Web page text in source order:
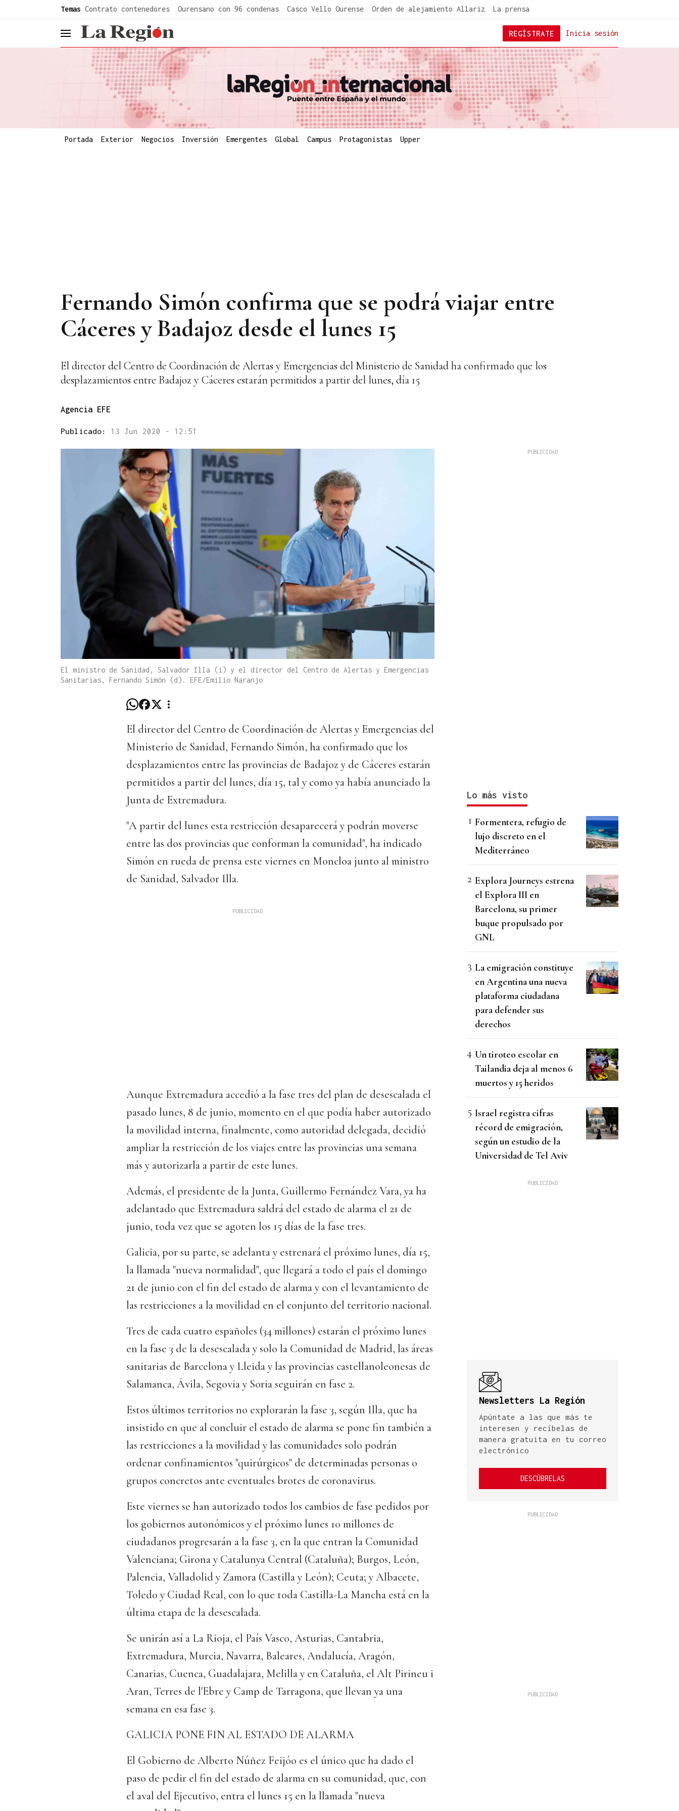
Temas Contrato contenedores Ourensano con 96 condenas Casco Vello Ourense Orden de alejamiento Allariz La prensa
header.menu.open Inicia sesión
REGÍSTRATE
Portada Exterior Negocios Inversión Emergentes Global Campus Protagonistas Upper
Fernando Simón confirma que se podrá viajar entre
Cáceres y Badajoz desde el lunes 15
El director del Centro de Coordinación de Alertas y Emergencias del Ministerio de Sanidad ha confirmado que los
desplazamientos entre Badajoz y Cáceres estarán permitidos a partir del lunes, día 15
Agencia EFE
Publicado: 13 Jun 2020 - 12:51
El ministro de Sanidad, Salvador Illa (i) y el director del Centro de Alertas y Emergencias
Sanitarias, Fernando Simón (d). EFE/Emilio Naranjo
El director del Centro de Coordinación de Alertas y Emergencias del
Ministerio de Sanidad, Fernando Simón, ha confirmado que los
desplazamientos entre las provincias de Badajoz y de Cáceres estarán
permitidos a partir del lunes, día 15, tal y como ya había anunciado la
Junta de Extremadura.
"A partir del lunes esta restricción desaparecerá y podrán moverse
entre las dos provincias que conforman la comunidad", ha indicado
Simón en rueda de prensa este viernes en Moncloa junto al ministro
de Sanidad, Salvador Illa.
Aunque Extremadura accedió a la fase tres del plan de desescalada el
pasado lunes, 8 de junio, momento en el que podía haber autorizado
la movilidad interna, finalmente, como autoridad delegada, decidió
ampliar la restricción de los viajes entre las provincias una semana
más y autorizarla a partir de este lunes.
Además, el presidente de la Junta, Guillermo Fernández Vara, ya ha
adelantado que Extremadura saldrá del estado de alarma el 21 de
junio, toda vez que se agoten los 15 días de la fase tres.
Galicia, por su parte, se adelanta y estrenará el próximo lunes, día 15,
la llamada "nueva normalidad", que llegará a todo el país el domingo
21 de junio con el fin del estado de alarma y con el levantamiento de
las restricciones a la movilidad en el conjunto del territorio nacional.
Tres de cada cuatro españoles (34 millones) estarán el próximo lunes
en la fase 3 de la desescalada y solo la Comunidad de Madrid, las áreas
sanitarias de Barcelona y Lleida y las provincias castellanoleonesas de
Salamanca, Ávila, Segovia y Soria seguirán en fase 2.
Estos últimos territorios no explorarán la fase 3, según Illa, que ha
insistido en que al concluir el estado de alarma se pone fin también a
las restricciones a la movilidad y las comunidades solo podrán
ordenar confinamientos "quirúrgicos" de determinadas personas o
grupos concretos ante eventuales brotes de coronavirus.
Este viernes se han autorizado todos los cambios de fase pedidos por
los gobiernos autonómicos y el próximo lunes 10 millones de
ciudadanos progresarán a la fase 3, en la que entran la Comunidad
Valenciana; Girona y Catalunya Central (Cataluña); Burgos, León,
Palencia, Valladolid y Zamora (Castilla y León); Ceuta; y Albacete,
Toledo y Ciudad Real, con lo que toda Castilla-La Mancha está en la
última etapa de la desescalada.
Se unirán así a La Rioja, el País Vasco, Asturias, Cantabria,
Extremadura, Murcia, Navarra, Baleares, Andalucía, Aragón,
Canarias, Cuenca, Guadalajara, Melilla y en Cataluña, el Alt Pirineu i
Aran, Terres de l'Ebre y Camp de Tarragona, que llevan ya una
semana en esa fase 3.
GALICIA PONE FIN AL ESTADO DE ALARMA
El Gobierno de Alberto Núñez Feijóo es el único que ha dado el
paso de pedir el fin del estado de alarma en su comunidad, que, con
el aval del Ejecutivo, entra el lunes 15 en la llamada "nueva
Lo más visto
Formentera, refugio de
lujo discreto en el
Mediterráneo
Explora Journeys estrena
el Explora III en
Barcelona, su primer
buque propulsado por
GNL
La emigración constituye
en Argentina una nueva
plataforma ciudadana
para defender sus
derechos
Un tiroteo escolar en
Tailandia deja al menos 6
muertos y 15 heridos
Israel registra cifras
récord de emigración,
según un estudio de la
Universidad de Tel Aviv
Newsletters La Región
Apúntate a las que más te
interesen y recíbelas de
manera gratuita en tu correo
electrónico
DESCÚBRELAS